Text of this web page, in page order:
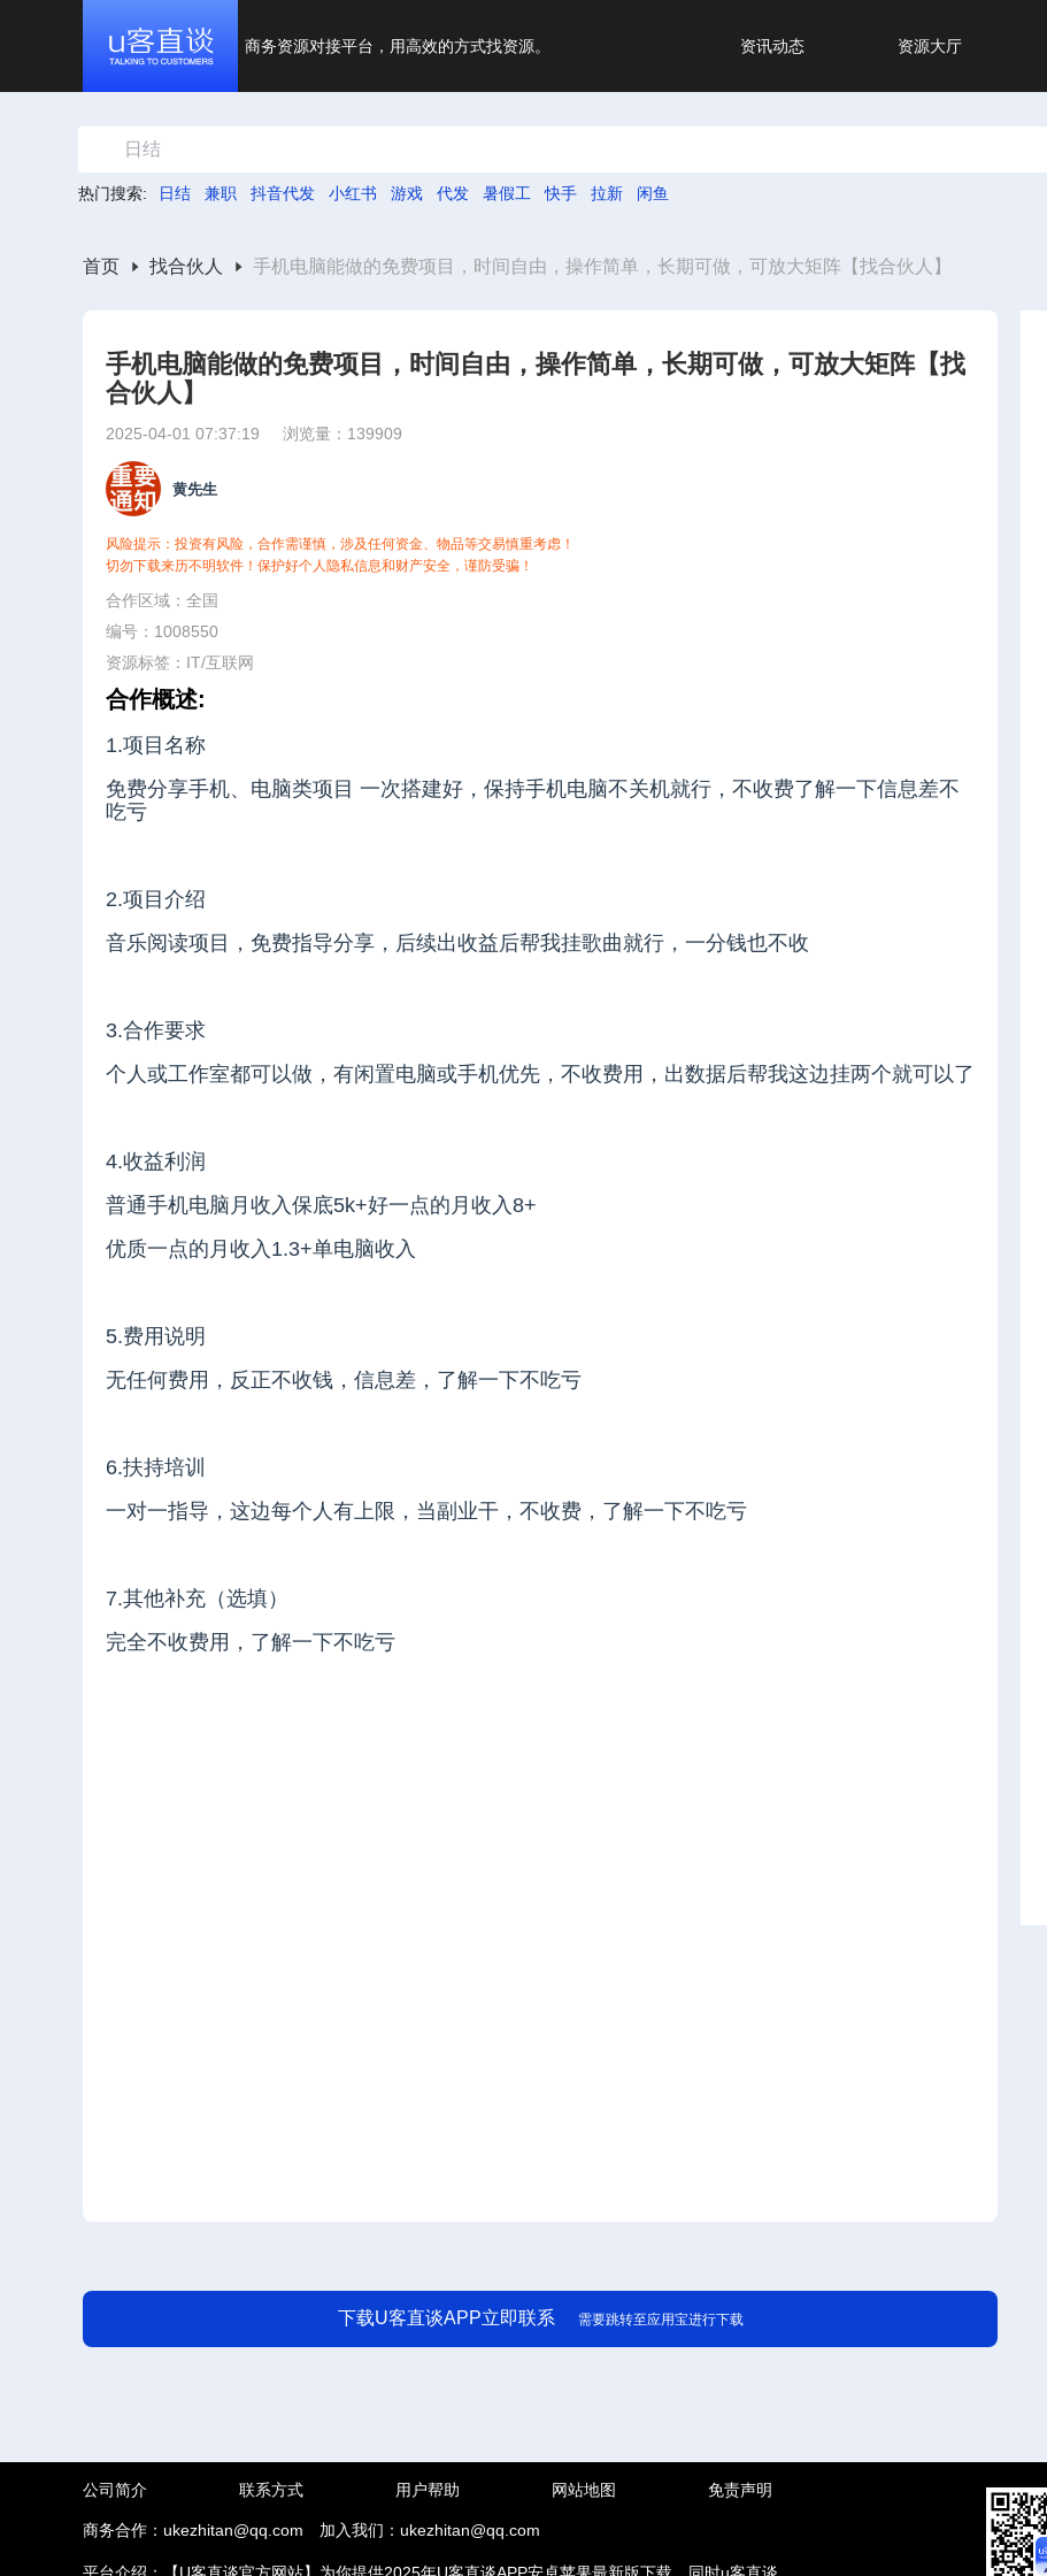
商务资源对接平台，用高效的方式找资源。 资讯动态 资源大厅
日结
热门搜索: 日结 兼职 抖音代发 小红书 游戏 代发 暑假工 快手 拉新 闲鱼
首页 找合伙人 手机电脑能做的免费项目，时间自由，操作简单，长期可做，可放大矩阵【找合伙人】
手机电脑能做的免费项目，时间自由，操作简单，长期可做，可放大矩阵【找
合伙人】
2025-04-01 07:37:19 浏览量：139909
黄先生
风险提示：投资有风险，合作需谨慎，涉及任何资金、物品等交易慎重考虑！
切勿下载来历不明软件！保护好个人隐私信息和财产安全，谨防受骗！
合作区域：全国
编号：1008550
资源标签： IT/互联网
合作概述:
1.项目名称
免费分享手机、电脑类项目 一次搭建好，保持手机电脑不关机就行，不收费了解一下信息差不
吃亏
2.项目介绍
音乐阅读项目，免费指导分享，后续出收益后帮我挂歌曲就行，一分钱也不收
3.合作要求
个人或工作室都可以做，有闲置电脑或手机优先，不收费用，出数据后帮我这边挂两个就可以了
4.收益利润
普通手机电脑月收入保底5k+好一点的月收入8+
优质一点的月收入1.3+单电脑收入
5.费用说明
无任何费用，反正不收钱，信息差，了解一下不吃亏
6.扶持培训
一对一指导，这边每个人有上限，当副业干，不收费，了解一下不吃亏
7.其他补充（选填）
完全不收费用，了解一下不吃亏
下载U客直谈APP立即联系 需要跳转至应用宝进行下载
公司简介 联系方式 用户帮助 网站地图 免责声明
商务合作：ukezhitan@qq.com 加入我们：ukezhitan@qq.com
平台介绍：【U客直谈官方网站】为你提供2025年U客直谈APP安卓苹果最新版下载，同时u客直谈